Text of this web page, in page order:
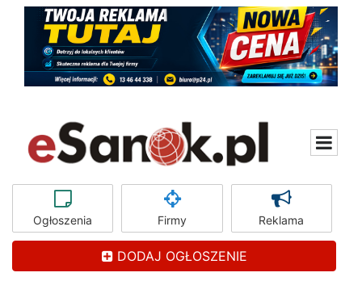
Ogłoszenia Firmy Reklama
DODAJ OGŁOSZENIE